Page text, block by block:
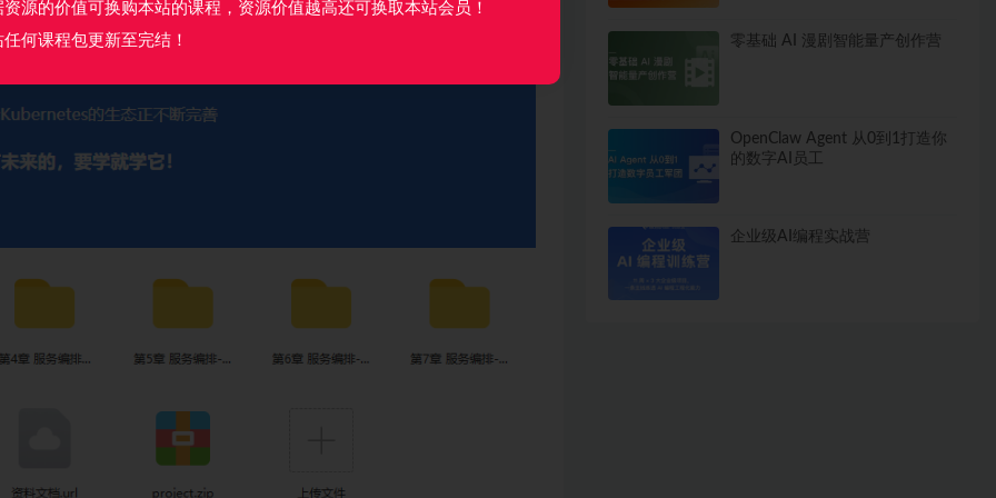
零基础 AI 漫剧智能量产创作营
OpenClaw Agent 从0到1打造你
的数字AI员工
企业级AI编程实战营
资源的价值可换购本站的课程，资源价值越高还可换取本站会员！
任何课程包更新至完结！